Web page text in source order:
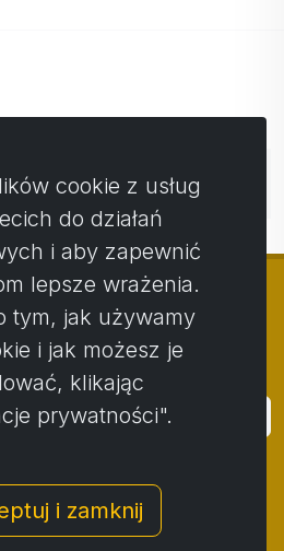
- 2026 Activstar
Zaloguj się
/ Polityka prywatności
skarg / Protokół reklamacji
cookie z usług
do działań
i aby zapewnić
lepsze wrażenia.
tym, jak używamy
i jak możesz je
klikając
prywatności".
i zamknij